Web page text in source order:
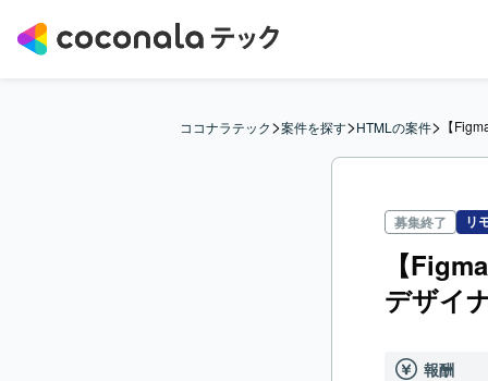
ココナラテック>案件を探す>HTMLの案件> 【
募集終了 リ
【
デザイ
報酬